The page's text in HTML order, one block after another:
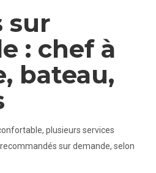
sur
: chef à
bateau,
plusieurs services
sur demande, selon